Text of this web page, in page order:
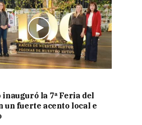
la 7ª Feria del
un fuerte acento local e